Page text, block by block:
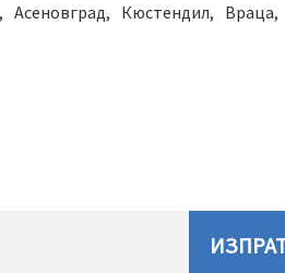
Асеновград Кюстендил Враца